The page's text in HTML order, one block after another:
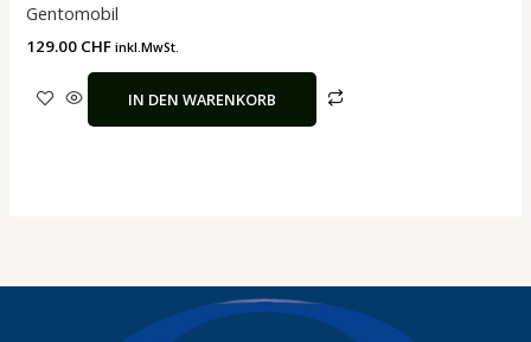
Gentomobil
129.00 CHF inkl.MwSt.
IN DEN WARENKORB